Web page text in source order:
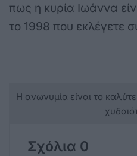
πως η κυρία Ιωάννα
το 1998 που εκλέγετε
Η ανωνυμία είναι το
Σχόλια 0